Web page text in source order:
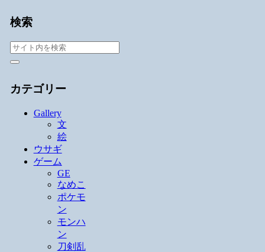
検索
カテゴリー
Gallery
文
絵
ウサギ
ゲーム
GE
なめこ
ポケモ
ン
モンハ
ン
刀剣乱